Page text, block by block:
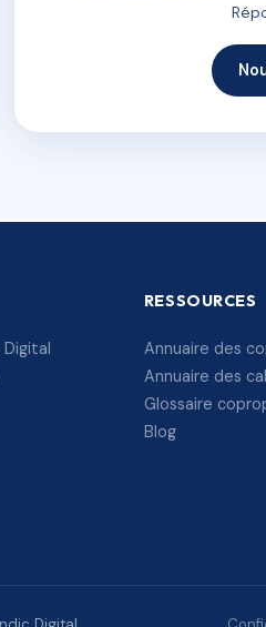
RESSOURCES
Annuaire des
Annuaire des
Glossaire
Blog